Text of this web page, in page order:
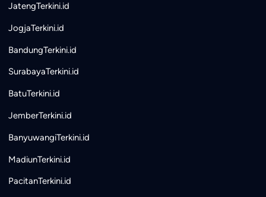
JatengTerkini.id
JogjaTerkini.id
BandungTerkini.id
SurabayaTerkini.id
BatuTerkini.id
JemberTerkini.id
BanyuwangiTerkini.id
MadiunTerkini.id
PacitanTerkini.id